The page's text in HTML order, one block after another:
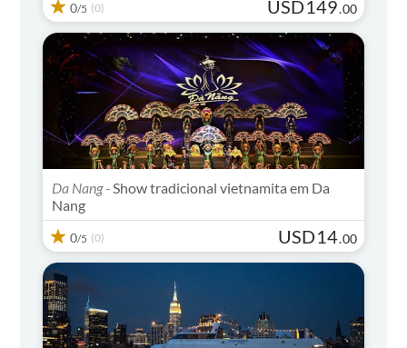
0/5 (0) USD149.00
Da Nang - Show tradicional vietnamita em Da
Nang
0/5 (0) USD14.00